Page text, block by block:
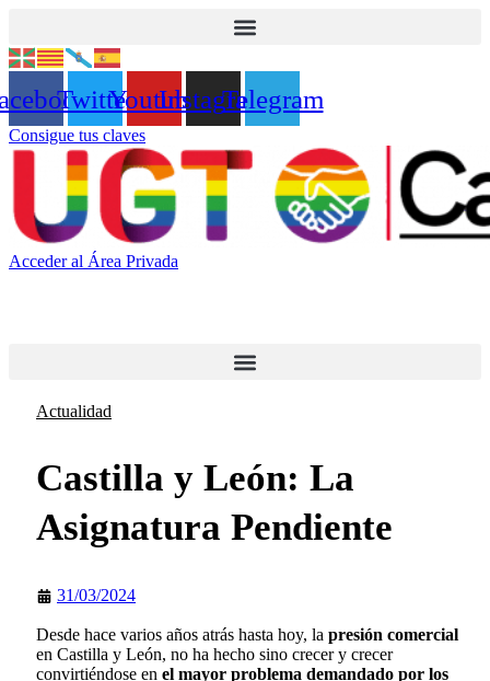
contenido
TwitterYoutubeInstagramTelegram
Consigue tus claves
Acceder al Área Privada
Actualidad
Castilla y León: La
Asignatura Pendiente
31/03/2024
Desde hace varios años atrás hasta hoy, la presión comercial
en Castilla y León, no ha hecho sino crecer y crecer
convirtiéndose en el mayor problema demandado por los